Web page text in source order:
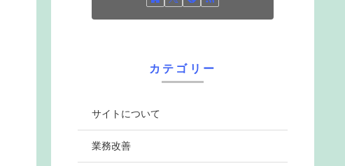
カテゴリー
サイトについて
業務改善